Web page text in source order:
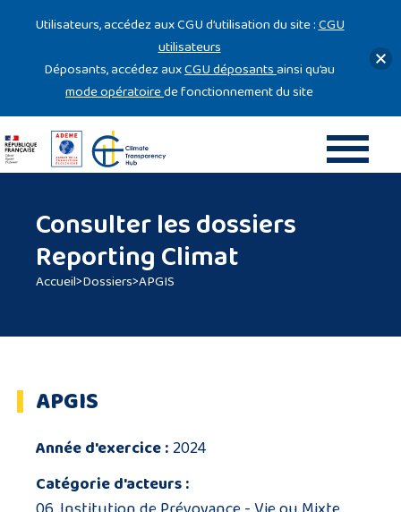
Consulter les dossiers
Reporting Climat
Accueil>Dossiers>APGIS
APGIS
Année d'exercice :2024
Catégorie d'acteurs :
Utilisateurs, accédez aux CGU d’utilisation du site :CGU
utilisateurs
Déposants, accédez auxCGU déposantsainsi qu’au
mode opératoirede fonctionnement du site